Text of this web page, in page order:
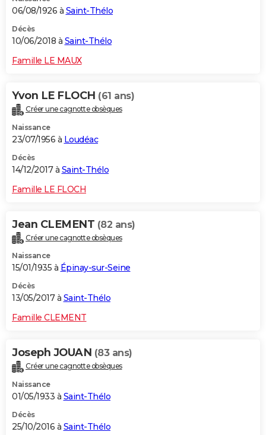
06/08/1926 à Saint-Thélo
Décès
10/06/2018 à Saint-Thélo
Famille LE MAUX
Yvon LE FLOCH (61 ans)
Créer une cagnotte obsèques
Naissance
23/07/1956 à Loudéac
Décès
14/12/2017 à Saint-Thélo
Famille LE FLOCH
Jean CLEMENT (82 ans)
Créer une cagnotte obsèques
Naissance
15/01/1935 à Épinay-sur-Seine
Décès
13/05/2017 à Saint-Thélo
Famille CLEMENT
Joseph JOUAN (83 ans)
Créer une cagnotte obsèques
Naissance
01/05/1933 à Saint-Thélo
Décès
25/10/2016 à Saint-Thélo